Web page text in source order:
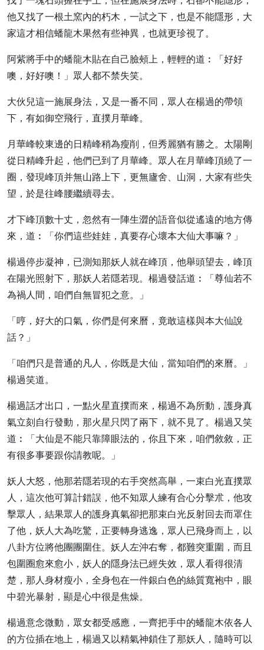
他又找了一根土窯內的朽木，一試之下，也是不能隱形，大
家這才相信蟠龍木果然有些神異，也就更珍視了。
阿紫將手中的蟠龍木貼在自己臉頰上，輕輕的道︰「好好
噢，好好噢！」眾人都不禁失笑。
大伙兒這一施展身法，又是一番不同，眾人在楊過的帶領
下，有如御空飛行，直撲月華峰。
月華峰較東邊的日精峰稍為瘦削，但秀麗猶有勝之。太陽剛
從日精峰升起，他們已到了月華峰。眾人在月華峰頂繞了一
圈，發現峰頂并無山路上下，更無廬舍、山洞，大家有些失
望，於是往峰腰繼續尋去。
才下峰頂數十丈，忽然有一陣生澀的語音似從遙遠的地方傳
來，道︰「你們這些娃娃，真要存心壞本大仙大事嘛？」
楊過停步凝神，已測知那妖人就在峰頂，他舉頭望去，峰頂
在陽光照射下，那妖人若隱若現。楊過發話道︰「尊仙若不
為禍人間，咱們自無冒犯之意。」
「哼，好大的口氣，你們是何來曆，竟敢這樣與本大仙說
話？」
「咱們只是普通的凡人，你既是大仙，當知咱們的來曆。」
楊過笑道。
楊過話才出口，一點火星直撲而來，楊過不為所動，護身真
氣立刻自行發動，那火星只閃了兩下，就不見了。楊過又笑
道︰「大仙是不能只靠障眼法的，你且下來，咱們敘敘，正
有很多事要跟你請教呢。」
妖人大怒，他那若隱若現的右手突然高舉，一束白光直撲眾
人，這次他可算計錯誤，他不知眾人練有合心分擊朮，他攻
擊眾人，結果眾人的護身真氣卻把那束白光反射回去而罩住
了他，妖人大為吃驚，正要轉身逃逸，眾人已飛身而上，以
八卦方位將他團團圍住。妖人左沖右奪，都難突重圍，而且
包圍圈愈來愈小，妖人的隱身法已經失效，眾人看得很清
楚，那人身材瘦小，全身包在一件銀白色的絲質寬袍中，眼
中碧光暴射，顯是心中很是焦燥。
楊過意念微動，眾女都受感應，一齊把手中的蟠龍木依各人
的方位插在地上，楊過又以精氣神鎖住了那妖人，隨時可以